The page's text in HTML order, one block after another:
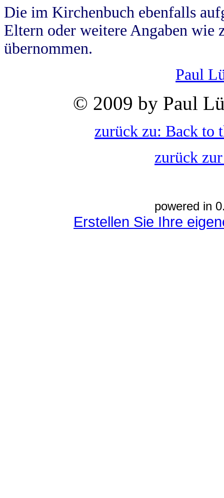
Die im Kirchenbuch ebenfalls
Eltern oder weitere Angaben wie
übernommen.
Paul
© 2009 by Paul
zurück zu: Back to
zurück
powered in
Erstellen Sie Ihre